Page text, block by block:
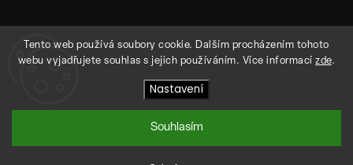
Tento web používá soubory cookie. Dalším procházením tohoto
webu vyjadřujete souhlas s jejich používáním. Více informacízde.
Nastavení
Souhlasím
SEGRASEGRA. Všechna práva vyhrazena.
VytvořilShoptet| DesignShoptak.cz